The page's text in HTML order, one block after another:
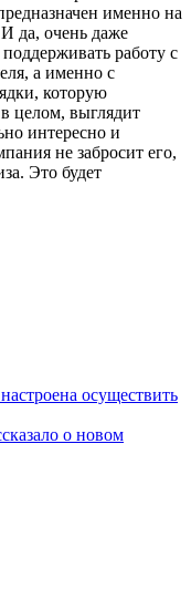
именно на
да, очень даже
работу с
а именно с
которую
целом, выглядит
интересно и
не забросит его,
Это будет
осуществить
о новом